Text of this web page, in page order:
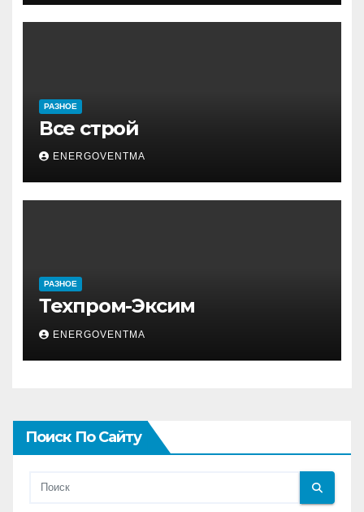
РАЗНОЕ
Все строй
ENERGOVENTMA
РАЗНОЕ
Техпром-Эксим
ENERGOVENTMA
Поиск По Сайту